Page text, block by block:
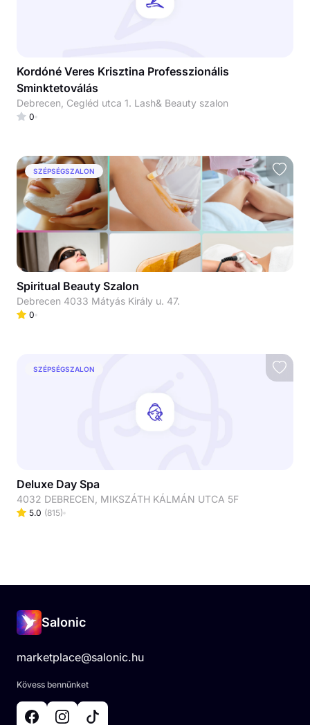
Kordóné Veres Krisztina Professzionális
Sminktetoválás
Debrecen, Cegléd utca 1. Lash& Beauty szalon
0
SZÉPSÉGSZALON
Spiritual Beauty Szalon
Debrecen 4033 Mátyás Király u. 47.
0
SZÉPSÉGSZALON
Deluxe Day Spa
4032 DEBRECEN, MIKSZÁTH KÁLMÁN UTCA 5F
5.0 (815)
Salonic
marketplace@salonic.hu
Kövess bennünket